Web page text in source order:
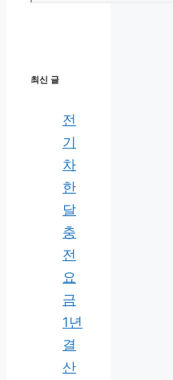
최신 글
전
기
차
한
달
충
전
요
금
1년
결
산